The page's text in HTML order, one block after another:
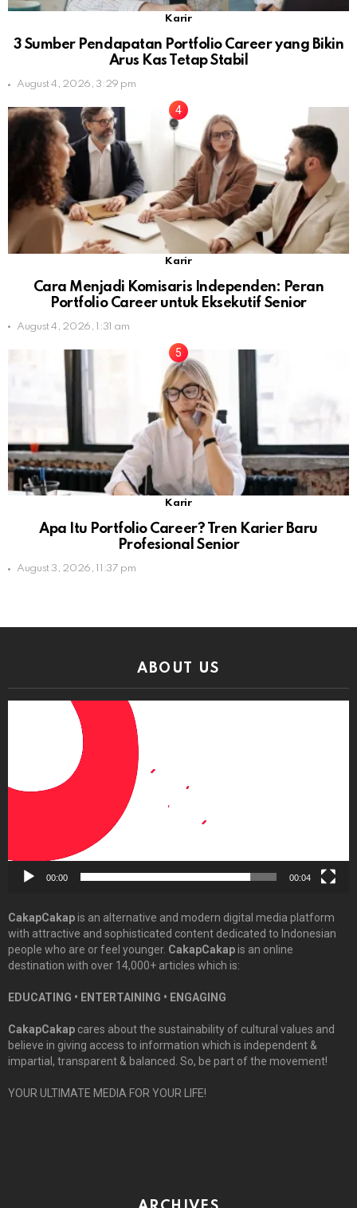
Karir
3 Sumber Pendapatan Portfolio Career yang Bikin
Arus Kas Tetap Stabil
August 4, 2026, 3:29 pm
Karir
Cara Menjadi Komisaris Independen: Peran
Portfolio Career untuk Eksekutif Senior
August 4, 2026, 1:31 am
Karir
Apa Itu Portfolio Career? Tren Karier Baru
Profesional Senior
August 3, 2026, 11:37 pm
ABOUT US
00:00 00:04
CakapCakapis an alternative and modern digital media platform
with attractive and sophisticated content dedicated to Indonesian
people who are or feel younger. CakapCakapis an online
destination with over 14,000+ articles which is:
EDUCATING • ENTERTAINING • ENGAGING
CakapCakap cares about the sustainability of cultural values and
believe in giving access to information which is independent &
impartial, transparent & balanced. So, be part of the movement!
YOUR ULTIMATE MEDIA FOR YOUR LIFE!